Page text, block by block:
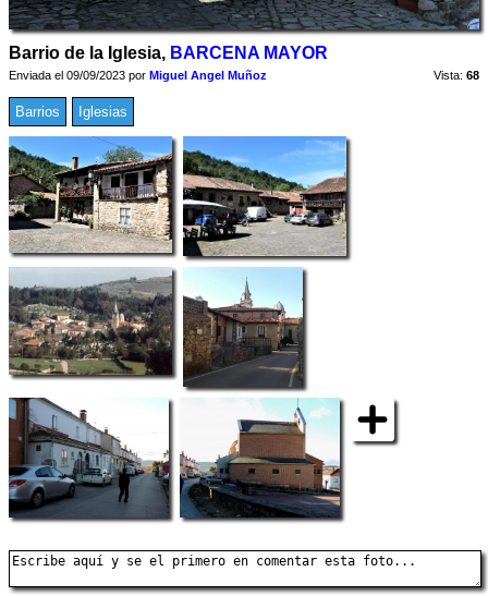
Barrio de la Iglesia, BARCENA MAYOR
Enviada el 09/09/2023 por Miguel Angel Muñoz Vista: 68
Barrios Iglesias